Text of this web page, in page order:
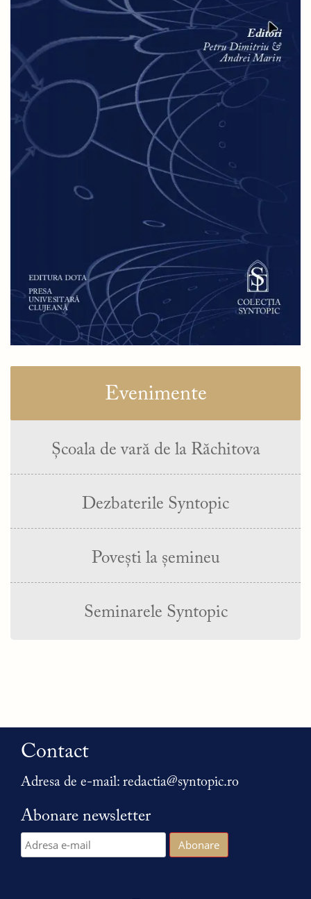
Evenimente
Școala de vară de la Răchitova
Dezbaterile Syntopic
Povești la șemineu
Seminarele Syntopic
Contact
Adresa de e-mail: redactia@syntopic.ro
Abonare newsletter